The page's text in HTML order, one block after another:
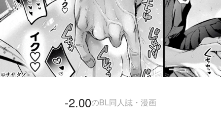
-2.00のBL同人誌・漫画